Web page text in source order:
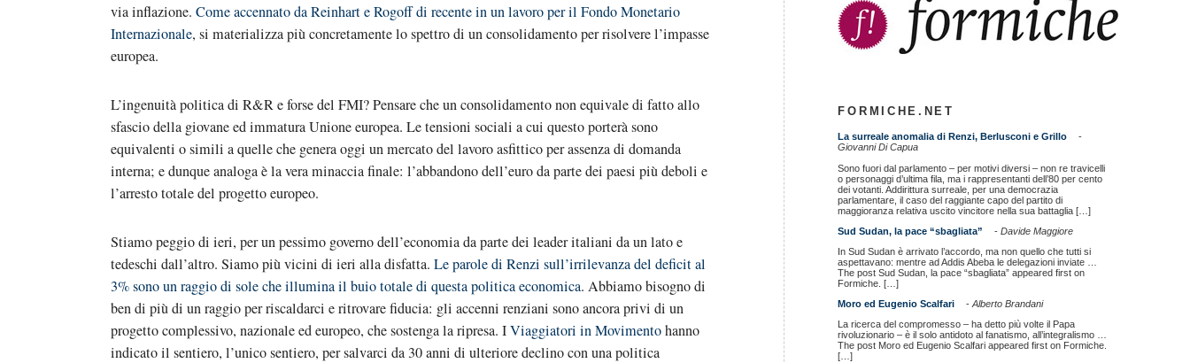
via inflazione. Come accennato da Reinhart e Rogoff di recente in un lavoro per il Fondo Monetario
Internazionale, si materializza più concretamente lo spettro di un consolidamento per risolvere l’impasse
europea.
L’ingenuità politica di R&R e forse del FMI? Pensare che un consolidamento non equivale di fatto allo
sfascio della giovane ed immatura Unione europea. Le tensioni sociali a cui questo porterà sono
equivalenti o simili a quelle che genera oggi un mercato del lavoro asfittico per assenza di domanda
interna; e dunque analoga è la vera minaccia finale: l’abbandono dell’euro da parte dei paesi più deboli e
l’arresto totale del progetto europeo.
Stiamo peggio di ieri, per un pessimo governo dell’economia da parte dei leader italiani da un lato e
tedeschi dall’altro. Siamo più vicini di ieri alla disfatta. Le parole di Renzi sull’irrilevanza del deficit al
3% sono un raggio di sole che illumina il buio totale di questa politica economica. Abbiamo bisogno di
ben di più di un raggio per riscaldarci e ritrovare fiducia: gli accenni renziani sono ancora privi di un
progetto complessivo, nazionale ed europeo, che sostenga la ripresa. IViaggiatori in Movimentohanno
indicato il sentiero, l’unico sentiero, per salvarci da 30 anni di ulteriore declino con una politica
FORMICHE.NET
La surreale anomalia di Renzi, Berlusconi e Grillo
-
Giovanni Di Capua
Sono fuori dal parlamento – per motivi diversi – non re travicelli
o personaggi d’ultima fila, ma i rappresentanti dell’80 per cento
dei votanti. Addirittura surreale, per una democrazia
parlamentare, il caso del raggiante capo del partito di
maggioranza relativa uscito vincitore nella sua battaglia […]
Sud Sudan, la pace “sbagliata”
-Davide Maggiore
In Sud Sudan è arrivato l’accordo, ma non quello che tutti si
aspettavano: mentre ad Addis Abeba le delegazioni inviate …
The post Sud Sudan, la pace “sbagliata” appeared first on
Formiche. […]
Moro ed Eugenio Scalfari
-Alberto Brandani
La ricerca del compromesso – ha detto più volte il Papa
rivoluzionario – è il solo antidoto al fanatismo, all’integralismo …
The post Moro ed Eugenio Scalfari appeared first on Formiche.
[…]